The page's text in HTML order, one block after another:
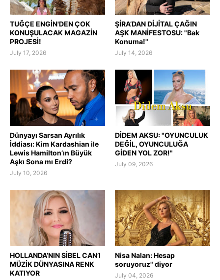
TUĞÇE ENGİN'DEN ÇOK
KONUŞULACAK MAGAZİN
PROJESİ!
July 17, 2026
ŞİRA’DAN DİJİTAL ÇAĞIN
AŞK MANİFESTOSU: "Bak
Konuma!"
July 14, 2026
Dünyayı Sarsan Ayrılık
İddiası: Kim Kardashian ile
Lewis Hamilton’ın Büyük
Aşkı Sona mı Erdi?
July 10, 2026
DİDEM AKSU: "OYUNCULUK
DEĞİL, OYUNCULUĞA
GİDEN YOL ZOR!"
July 09, 2026
HOLLANDA’NIN SİBEL CAN’I
MÜZİK DÜNYASINA RENK
KATIYOR
Nisa Nalan: Hesap
soruyoruz" diyor
July 04, 2026